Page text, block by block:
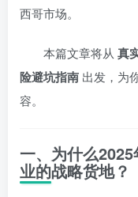
西哥市场。
本篇文章将从 真
险避坑指南 出发，为
容。
一、为什么
业的战略货地？